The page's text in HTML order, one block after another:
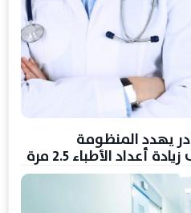
يهدد المنظومة
أعداد الأطباء 2.5 مرة